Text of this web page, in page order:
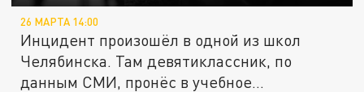
26 МАРТА 14:00
Инцидент произошёл в одной из школ
Челябинска. Там девятиклассник, по
данным СМИ, пронёс в учебное